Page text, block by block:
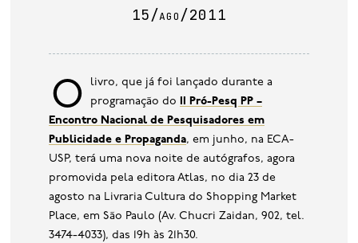
publicações na mídia
15/ago/2011
O livro, que já foi lançado durante a programação do
II Pró-Pesq PP –
Encontro Nacional de Pesquisadores em
Publicidade e Propaganda, em junho, na ECA-
USP, terá uma nova noite de autógrafos, agora
promovida pela editora Atlas, no dia 23 de
agosto na Livraria Cultura do Shopping Market
Place, em São Paulo (Av. Chucri Zaidan, 902, tel.
3474-4033), das 19h às 21h30.